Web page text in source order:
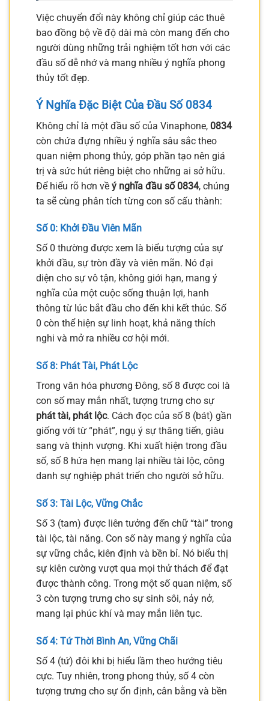
Việc chuyển đổi này không chỉ giúp các thuê
bao đồng bộ về độ dài mà còn mang đến cho
người dùng những trải nghiệm tốt hơn với các
đầu số dễ nhớ và mang nhiều ý nghĩa phong
thủy tốt đẹp.
Ý Nghĩa Đặc Biệt Của Đầu Số 0834
Không chỉ là một đầu số của Vinaphone, 0834
còn chứa đựng nhiều ý nghĩa sâu sắc theo
quan niệm phong thủy, góp phần tạo nên giá
trị và sức hút riêng biệt cho những ai sở hữu.
Để hiểu rõ hơn về ý nghĩa đầu số 0834, chúng
ta sẽ cùng phân tích từng con số cấu thành:
Số 0: Khởi Đầu Viên Mãn
Số 0 thường được xem là biểu tượng của sự
khởi đầu, sự tròn đầy và viên mãn. Nó đại
diện cho sự vô tận, không giới hạn, mang ý
nghĩa của một cuộc sống thuận lợi, hanh
thông từ lúc bắt đầu cho đến khi kết thúc. Số
0 còn thể hiện sự linh hoạt, khả năng thích
nghi và mở ra nhiều cơ hội mới.
Số 8: Phát Tài, Phát Lộc
Trong văn hóa phương Đông, số 8 được coi là
con số may mắn nhất, tượng trưng cho sự
phát tài, phát lộc. Cách đọc của số 8 (bát) gần
giống với từ “phát”, ngụ ý sự thăng tiến, giàu
sang và thịnh vượng. Khi xuất hiện trong đầu
số, số 8 hứa hẹn mang lại nhiều tài lộc, công
danh sự nghiệp phát triển cho người sở hữu.
Số 3: Tài Lộc, Vững Chắc
Số 3 (tam) được liên tưởng đến chữ “tài” trong
tài lộc, tài năng. Con số này mang ý nghĩa của
sự vững chắc, kiên định và bền bỉ. Nó biểu thị
sự kiên cường vượt qua mọi thử thách để đạt
được thành công. Trong một số quan niệm, số
3 còn tượng trưng cho sự sinh sôi, nảy nở,
mang lại phúc khí và may mắn liên tục.
Số 4: Tứ Thời Bình An, Vững Chãi
Số 4 (tứ) đôi khi bị hiểu lầm theo hướng tiêu
cực. Tuy nhiên, trong phong thủy, số 4 còn
tượng trưng cho sự ổn định, cân bằng và bền